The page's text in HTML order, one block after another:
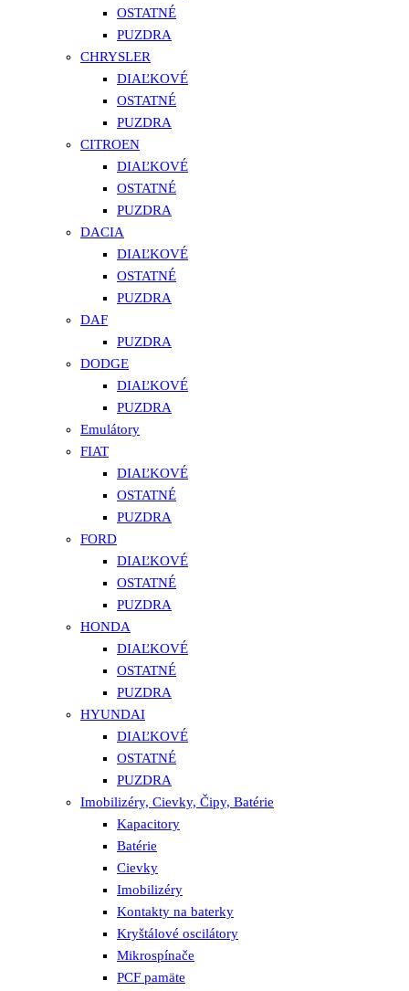
OSTATNÉ
PUZDRA
CHRYSLER
DIAĽKOVÉ
OSTATNÉ
PUZDRA
CITROEN
DIAĽKOVÉ
OSTATNÉ
PUZDRA
DACIA
DIAĽKOVÉ
OSTATNÉ
PUZDRA
DAF
PUZDRA
DODGE
DIAĽKOVÉ
PUZDRA
Emulátory
FIAT
DIAĽKOVÉ
OSTATNÉ
PUZDRA
FORD
DIAĽKOVÉ
OSTATNÉ
PUZDRA
HONDA
DIAĽKOVÉ
OSTATNÉ
PUZDRA
HYUNDAI
DIAĽKOVÉ
OSTATNÉ
PUZDRA
Imobilizéry, Cievky, Čipy, Batérie
Kapacitory
Batérie
Cievky
Imobilizéry
Kontakty na baterky
Kryštálové oscilátory
Mikrospínače
PCF pamäte